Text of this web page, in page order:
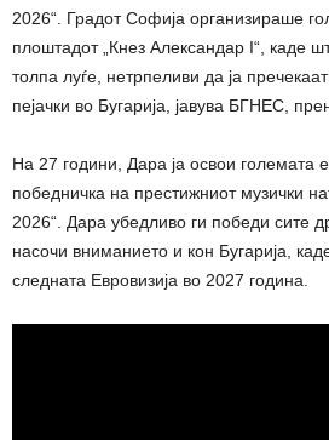
2026“. Градот Софија организираше
плоштадот „Кнез Александар I“, каде
толпа луѓе, нетрпеливи да ја
пејачки во Бугарија, јавува БГНЕС,
На 27 години, Дара ја освои големата
победничка на престижниот музички
2026“. Дара убедливо ги победи сите
насочи вниманието и кон Бугарија,
следната Евровизија во 2027 година.